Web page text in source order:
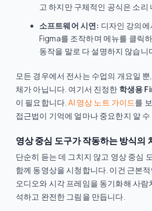
고 하지만 구체적인 공식은 소리
소프트웨어 시연: 디자인 강의
Figma를 조작하며 메뉴를 클릭
동작을 말로 다 설명하지 않습니
모든 경우에서 전사는 수업의 개요일
체가 아닙니다. 여기서 진정한 학생용
이 필요합니다.AI 영상 노트 가이드를
접근법이 기억에 얼마나 중요한지 알
영상 중심 도구가 작동하는 방식의
단순히 듣는 데 그치지 않고 영상 중심
함께 동영상을 시청합니다. 이건 근본
오디오와 시각 프레임을 동기화해 사람
석하고 완전한 그림을 만듭니다.